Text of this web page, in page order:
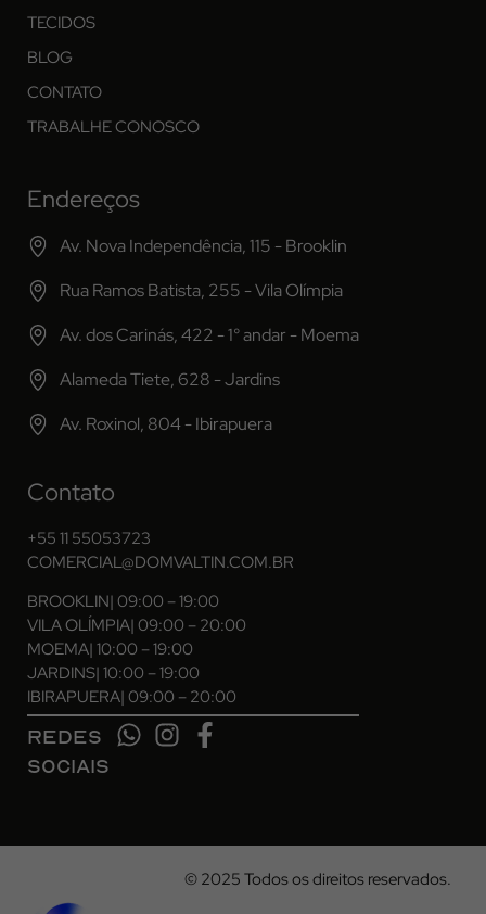
TECIDOS
BLOG
CONTATO
TRABALHE CONOSCO
Endereços
Av. Nova Independência, 115 - Brooklin
Rua Ramos Batista, 255 - Vila Olímpia
Av. dos Carinás, 422 - 1° andar - Moema
Alameda Tiete, 628 - Jardins
Av. Roxinol, 804 - Ibirapuera
Contato
+55 11 55053723
COMERCIAL@DOMVALTIN.COM.BR
BROOKLIN| 09:00 – 19:00
VILA OLÍMPIA| 09:00 – 20:00
MOEMA| 10:00 – 19:00
JARDINS| 10:00 – 19:00
IBIRAPUERA| 09:00 – 20:00
REDES
SOCIAIS
© 2025 Todos os direitos reservados.